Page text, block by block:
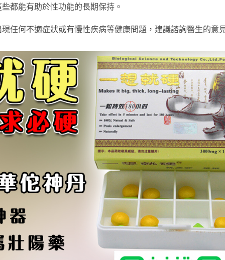
都能有助於性功能的長期保持。
任何不適症狀或有慢性疾病等健康問題，建議諮詢醫生的意